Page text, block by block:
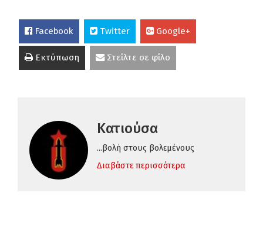
Facebook Twitter Google+
Εκτύπωση Στείλτε σε φίλο
Κατιούσα
...βολή στους βολεμένους
Διαβάστε περισσότερα